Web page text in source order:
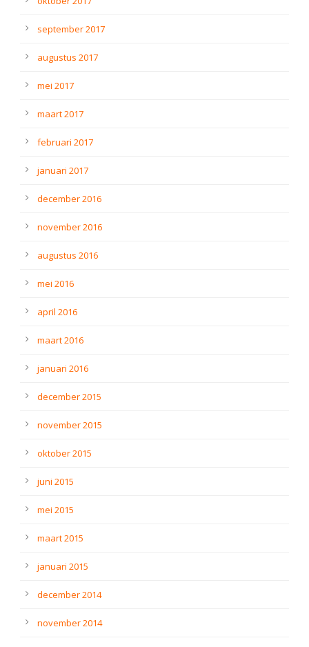
september 2017
augustus 2017
mei 2017
maart 2017
februari 2017
januari 2017
december 2016
november 2016
augustus 2016
mei 2016
april 2016
maart 2016
januari 2016
december 2015
november 2015
oktober 2015
juni 2015
mei 2015
maart 2015
januari 2015
december 2014
november 2014